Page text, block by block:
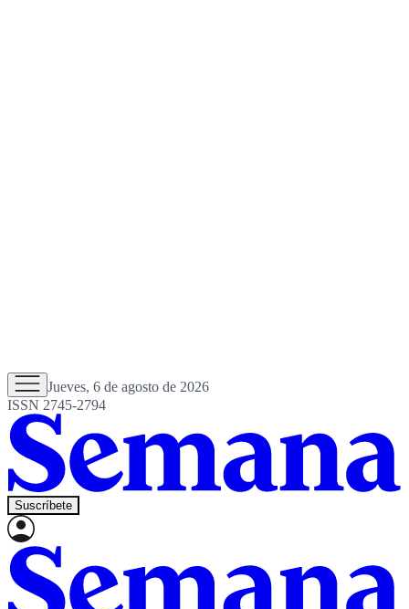
Jueves, 6 de agosto de 2026
ISSN 2745-2794
Suscríbete